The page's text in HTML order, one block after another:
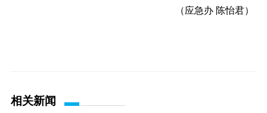
（应急办 陈怡君）
相关新闻